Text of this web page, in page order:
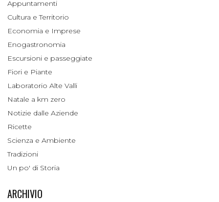
Appuntamenti
Cultura e Territorio
Economia e Imprese
Enogastronomia
Escursioni e passeggiate
Fiori e Piante
Laboratorio Alte Valli
Natale a km zero
Notizie dalle Aziende
Ricette
Scienza e Ambiente
Tradizioni
Un po' di Storia
ARCHIVIO